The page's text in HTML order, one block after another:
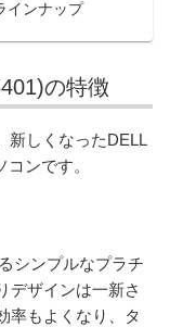
インナップ
の特徴
新しくなったDELL
ンです。
シンプルなプラチ
デザインは一新さ
率もよくなり、タ